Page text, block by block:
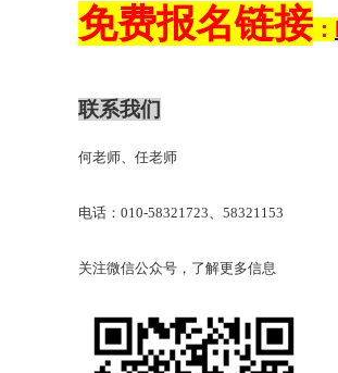
免费报名链接 ：
联系我们
何老师、任老师
电话： 010-58321723、 58321153
关注微信公众号，了解更多信息